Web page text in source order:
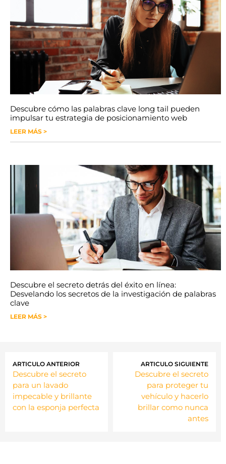
Descubre cómo las palabras clave long tail pueden
impulsar tu estrategia de posicionamiento web
LEER MÁS >
Descubre el secreto detrás del éxito en línea:
Desvelando los secretos de la investigación de palabras
clave
LEER MÁS >
ARTICULO ANTERIOR
Descubre el secreto
para un lavado
impecable y brillante
con la esponja perfecta
ARTICULO SIGUIENTE
Descubre el secreto
para proteger tu
vehículo y hacerlo
brillar como nunca
antes